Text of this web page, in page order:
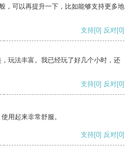
，可以再提升一下，比如能够支持更多地
支持[0] 反对[0]
玩法丰富。我已经玩了好几个小时，还
支持[0] 反对[0]
用起来非常舒服。
支持[0] 反对[0]